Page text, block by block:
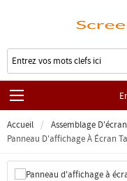
Accueil
Assemblage
Panneau D'affichage À Écran